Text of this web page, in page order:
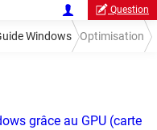
Question
Windows Optimisation
grâce au GPU (carte